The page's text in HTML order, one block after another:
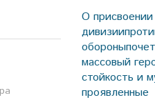
О
массовый
стойкость и
проявленные